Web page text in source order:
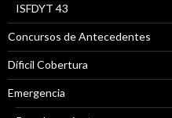
ISFDYT 43
Concursos de Antecedentes
Díficil Cobertura
Emergencia